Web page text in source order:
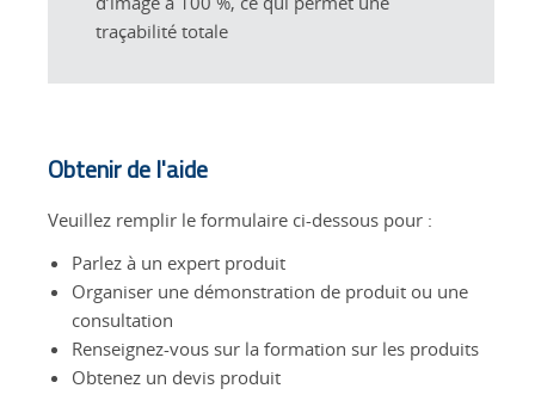
traçabilité totale
Obtenir de l'aide
Veuillez remplir le formulaire ci-dessous pour :
Parlez à un expert produit
Organiser une démonstration de produit ou une
consultation
Renseignez-vous sur la formation sur les produits
Obtenez un devis produit